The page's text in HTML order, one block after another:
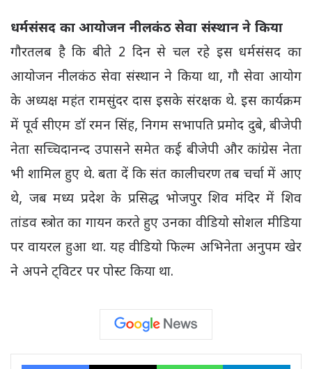
धर्मसंसद का आयोजन नीलकंठ सेवा संस्थान ने किया
गौरतलब है कि बीते 2 दिन से चल रहे इस धर्मसंसद का
आयोजन नीलकंठ सेवा संस्थान ने किया था, गौ सेवा आयोग
के अध्यक्ष महंत रामसुंदर दास इसके संरक्षक थे. इस कार्यक्रम
में पूर्व सीएम डॉ रमन सिंह, निगम सभापति प्रमोद दुबे, बीजेपी
नेता सच्चिदानन्द उपासने समेत कई बीजेपी और कांग्रेस नेता
भी शामिल हुए थे. बता दें कि संत कालीचरण तब चर्चा में आए
थे, जब मध्य प्रदेश के प्रसिद्ध भोजपुर शिव मंदिर में शिव
तांडव स्त्रोत का गायन करते हुए उनका वीडियो सोशल मीडिया
पर वायरल हुआ था. यह वीडियो फिल्म अभिनेता अनुपम खेर
ने अपने ट्विटर पर पोस्ट किया था.
Facebook X WhatsApp